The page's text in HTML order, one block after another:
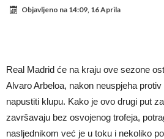
pravila
Arsenal dovodi zvijezdu Serie A za
Mudrik se vratio na teren nakon više
Objavljeno na 14:09, 16 Aprila
Real Madrid će na kraju ove sezone
Alvaro Arbeloa, nakon neuspjeha
napustiti klupu. Kako je ovo drugi put
završavaju bez osvojenog trofeja,
nasljednikom već je u toku i nekoliko